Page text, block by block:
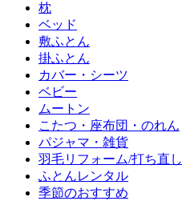
枕
ベッド
敷ふとん
掛ふとん
カバー・シーツ
ベビー
ムートン
こたつ・座布団・のれん
パジャマ・雑貨
羽毛リフォーム/打ち直し
ふとんレンタル
季節のおすすめ